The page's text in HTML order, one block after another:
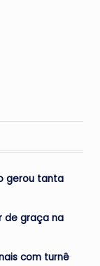
gerou tanta
de graça na
com turnê